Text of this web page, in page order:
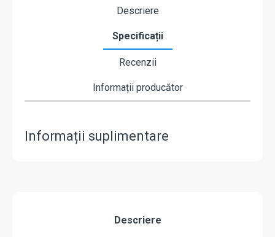
Descriere
Specificații
Recenzii
Informații producător
Informații suplimentare
Descriere